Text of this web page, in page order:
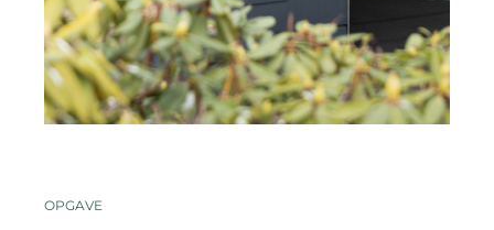
OPGAVE